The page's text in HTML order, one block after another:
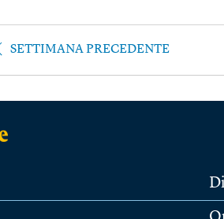
SETTIMANA PRECEDENTE